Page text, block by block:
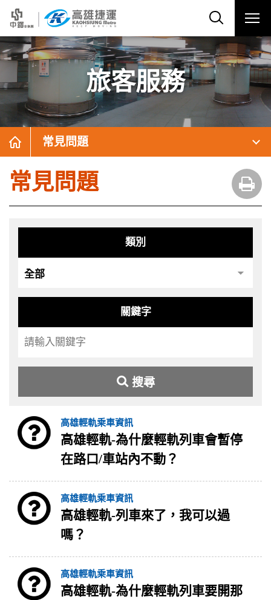
旅客服務
常見問題
常見問題
類別
關鍵字
搜尋
高雄輕軌乘車資訊
高雄輕軌-為什麼輕軌列車會暫停
在路口/車站內不動？
高雄輕軌乘車資訊
高雄輕軌-列車來了，我可以過
嗎？
高雄輕軌乘車資訊
高雄輕軌-為什麼輕軌列車要開那